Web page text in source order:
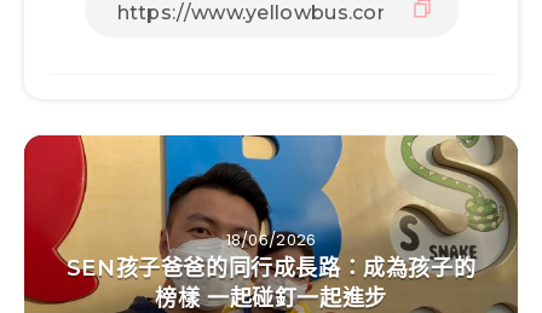
18/06/2026
SEN孩子爸爸的同行成長路：成為孩子的
榜樣 一起碰釘一起進步